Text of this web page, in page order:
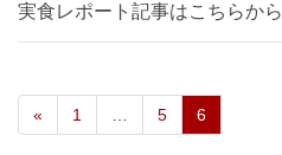
実食レポート記事はこちらから
« 1 5 6